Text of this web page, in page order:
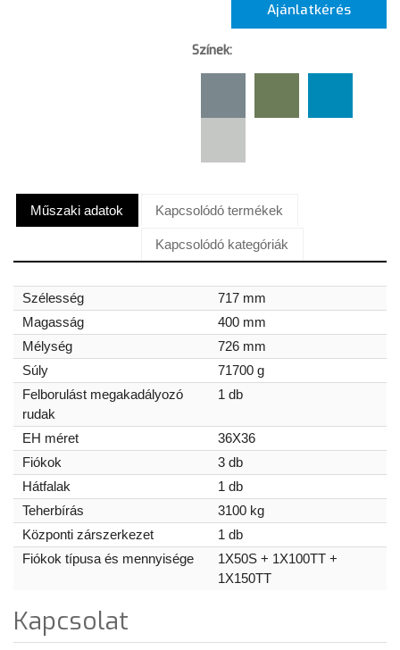
Ajánlatkérés
Színek:
Műszaki adatok Kapcsolódó termékek
Kapcsolódó kategóriák
Szélesség
717 mm
Magasság
400 mm
Mélység
726 mm
Súly
71700 g
Felborulást megakadályozó
rudak
1 db
EH méret
36X36
Fiókok
3 db
Hátfalak
1 db
Teherbírás
3100 kg
Központi zárszerkezet
1 db
Fiókok típusa és mennyisége
1X50S + 1X100TT +
1X150TT
Kapcsolat